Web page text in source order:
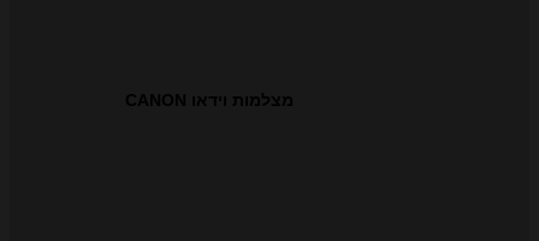
מצלמות וידאו CANON